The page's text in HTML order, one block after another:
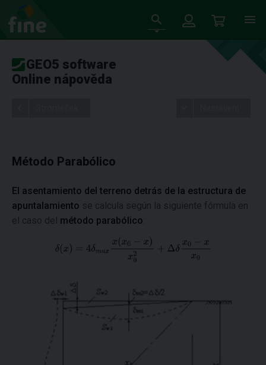
GEO5 software
Online nápověda
Método Parabólico
El asentamiento del terreno detrás de la estructura de
apuntalamiento se calcula según la siguiente fórmula en
el caso del método parabólico